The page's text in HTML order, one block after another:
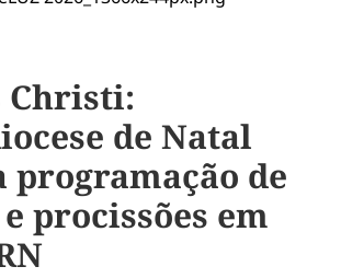
Christi:
de Natal
programação de
procissões em